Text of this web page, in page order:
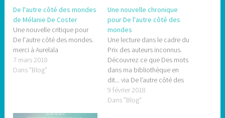
De l'autre côté des mondes
de Mélanie De Coster
Une nouvelle critique pour
De l'autre côté des mondes.
merci à Aurelala
7 mars 2018
Dans "Blog"
Une nouvelle chronique
pour De l'autre côté des
mondes
Une lecture dans le cadre du
Prix des auteurs inconnus.
Découvrez ce que Des mots
dans ma bibliothèque en
dit... via De l’autre côté des
mondes
9 février 2018
Dans "Blog"